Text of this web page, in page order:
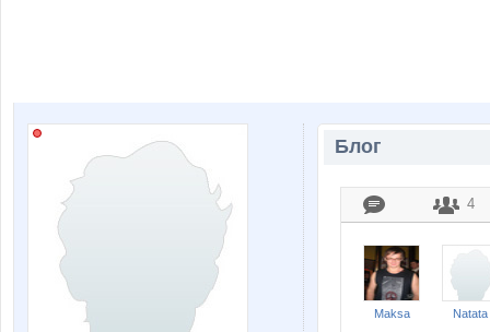
Блог
4
Maksa Natata